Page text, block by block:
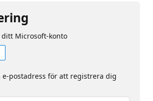
Microsoft-konto
e-postadress för att registrera dig